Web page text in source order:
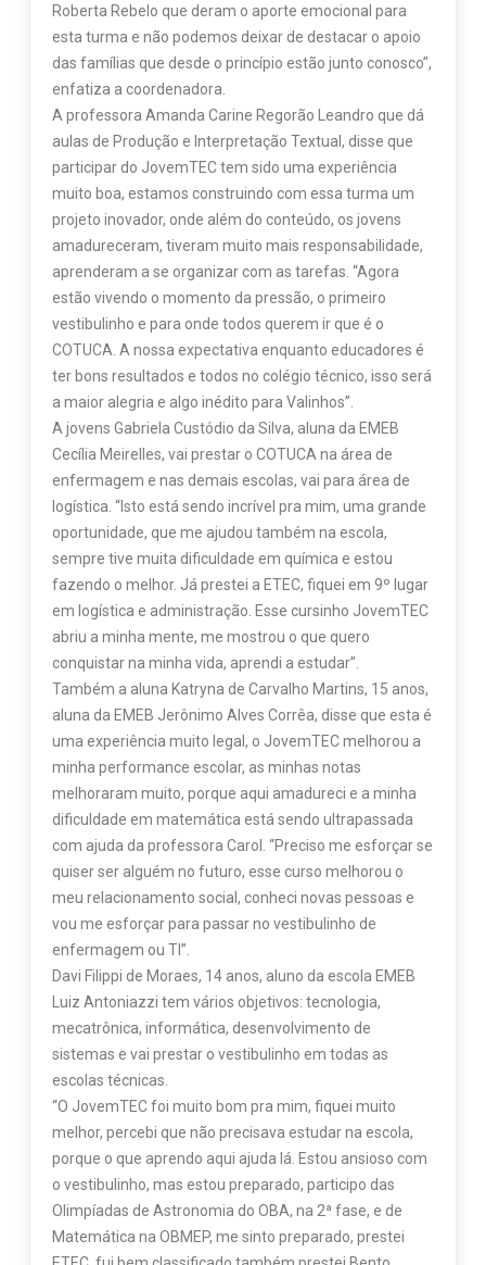
Roberta Rebelo que deram o aporte emocional para
esta turma e não podemos deixar de destacar o apoio
das famílias que desde o princípio estão junto conosco”,
enfatiza a coordenadora.
A professora Amanda Carine Regorão Leandro que dá
aulas de Produção e Interpretação Textual, disse que
participar do JovemTEC tem sido uma experiência
muito boa, estamos construindo com essa turma um
projeto inovador, onde além do conteúdo, os jovens
amadureceram, tiveram muito mais responsabilidade,
aprenderam a se organizar com as tarefas. “Agora
estão vivendo o momento da pressão, o primeiro
vestibulinho e para onde todos querem ir que é o
COTUCA. A nossa expectativa enquanto educadores é
ter bons resultados e todos no colégio técnico, isso será
a maior alegria e algo inédito para Valinhos”.
A jovens Gabriela Custódio da Silva, aluna da EMEB
Cecília Meirelles, vai prestar o COTUCA na área de
enfermagem e nas demais escolas, vai para área de
logística. “Isto está sendo incrível pra mim, uma grande
oportunidade, que me ajudou também na escola,
sempre tive muita dificuldade em química e estou
fazendo o melhor. Já prestei a ETEC, fiquei em 9º lugar
em logística e administração. Esse cursinho JovemTEC
abriu a minha mente, me mostrou o que quero
conquistar na minha vida, aprendi a estudar”.
Também a aluna Katryna de Carvalho Martins, 15 anos,
aluna da EMEB Jerônimo Alves Corrêa, disse que esta é
uma experiência muito legal, o JovemTEC melhorou a
minha performance escolar, as minhas notas
melhoraram muito, porque aqui amadureci e a minha
dificuldade em matemática está sendo ultrapassada
com ajuda da professora Carol. “Preciso me esforçar se
quiser ser alguém no futuro, esse curso melhorou o
meu relacionamento social, conheci novas pessoas e
vou me esforçar para passar no vestibulinho de
enfermagem ou TI”.
Davi Filippi de Moraes, 14 anos, aluno da escola EMEB
Luiz Antoniazzi tem vários objetivos: tecnologia,
mecatrônica, informática, desenvolvimento de
sistemas e vai prestar o vestibulinho em todas as
escolas técnicas.
“O JovemTEC foi muito bom pra mim, fiquei muito
melhor, percebi que não precisava estudar na escola,
porque o que aprendo aqui ajuda lá. Estou ansioso com
o vestibulinho, mas estou preparado, participo das
Olimpíadas de Astronomia do OBA, na 2ª fase, e de
Matemática na OBMEP, me sinto preparado, prestei